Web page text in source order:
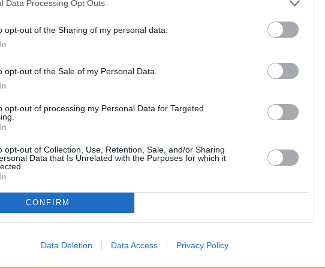
Data Processing Opt Outs
opt-out of the Sharing of my personal data.
opt-out of the Sale of my Personal Data.
opt-out of processing my Personal Data for Targeted
opt-out of Collection, Use, Retention, Sale, and/or Sharing
Data that Is Unrelated with the Purposes for which it
CONFIRM
Data Deletion Data Access Privacy Policy
και έχει δύο παιδιά, το Νικόλα και τη Φένια.
πρότινος την έδρα James Schlesinger στο Κέντρο Στρατηγικών και
(CSIS). Έχει συνεργαστεί με κυβερνήσεις, οικονομικούς
σε πάνω από 30 χώρες, εξειδικευόμενος σε στρατηγική ανάπτυξη
φυσικού αερίου και LNG, καθώς και ανάλυση αγορών.
αναλυτής της
παρελθόν διετέλεσε επικεφαλής ερευνών στην PFC Energy, ενώ έχει
από τα πιο περίπλοκα ενεργειακά projects παγκοσμίως.
δραστηριότητα, έχει διδάξει στο Johns Hopkins SAIS, ενώ είναι
μέσα όπως οιNew York Times